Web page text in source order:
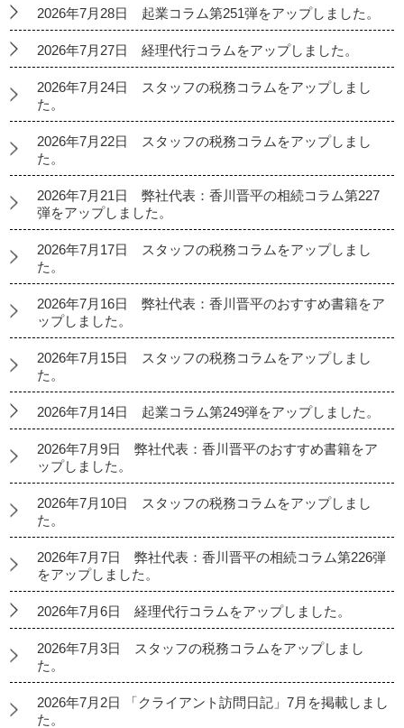
2026年7月28日 起業コラム第251弾をアップしました。
2026年7月27日 経理代行コラムをアップしました。
2026年7月24日 スタッフの税務コラムをアップしまし
た。
2026年7月22日 スタッフの税務コラムをアップしまし
た。
2026年7月21日 弊社代表：香川晋平の相続コラム第227
弾をアップしました。
2026年7月17日 スタッフの税務コラムをアップしまし
た。
2026年7月16日 弊社代表：香川晋平のおすすめ書籍をア
ップしました。
2026年7月15日 スタッフの税務コラムをアップしまし
た。
2026年7月14日 起業コラム第249弾をアップしました。
2026年7月9日 弊社代表：香川晋平のおすすめ書籍をア
ップしました。
2026年7月10日 スタッフの税務コラムをアップしまし
た。
2026年7月7日 弊社代表：香川晋平の相続コラム第226弾
をアップしました。
2026年7月6日 経理代行コラムをアップしました。
2026年7月3日 スタッフの税務コラムをアップしまし
た。
2026年7月2日 「クライアント訪問日記」7月を掲載しまし
た。